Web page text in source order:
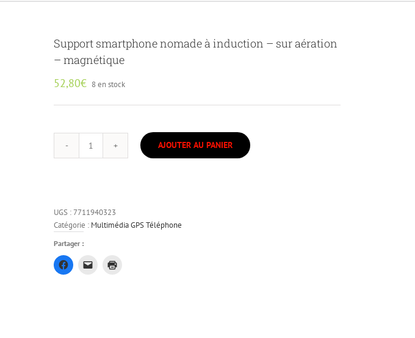
Support smartphone nomade à induction – sur aération
– magnétique
52,80€ 8 en stock
quantité
à
induction
aération
AJOUTER AU PANIER
UGS :7711940323
Catégorie : Multimédia GPS Téléphone
Partager :
Cliquez
pour
Cliquer
pour